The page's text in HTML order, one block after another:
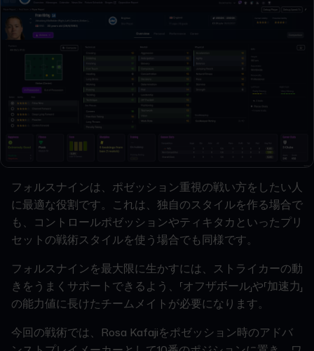
フォルスナインは、ポゼッション重視の戦い方をしたい人
に最適な役割です。これは、独自のスタイルを作る場合で
も、コントロールポゼッションやティキタカといったプリ
セットの戦術スタイルを使う場合でも同様です。
フォルスナインを最大限に生かすには、ストライカーの動
きをうまくサポートできるよう、「オフザボール」や「加速力」
の能力値に長けたチームメイトが必要になります。
今回の戦術では、Rosa Kafajiをポゼッション時のアドバ